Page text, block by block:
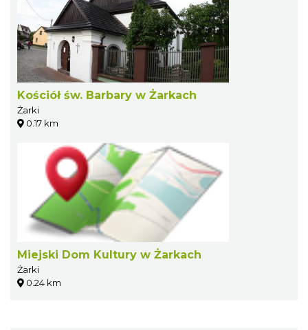
Kościół św. Barbary w Żarkach
Żarki
0.17 km
Miejski Dom Kultury w Żarkach
Żarki
0.24 km